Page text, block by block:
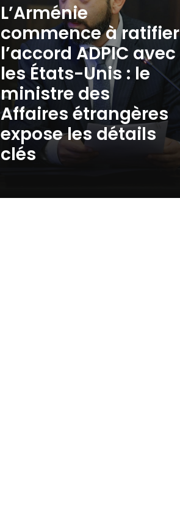
L’Arménie
commence à ratifier
l’accord ADPIC avec
les États-Unis : le
ministre des
Affaires étrangères
expose les détails
clés